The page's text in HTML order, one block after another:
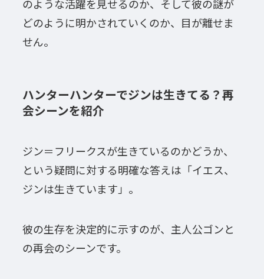
のような活躍を見せるのか、そして彼の謎が
どのように明かされていくのか、目が離せま
せん。
ハンターハンターでジンは生きてる？再
会シーンを紹介
ジン＝フリークスが生きているのかどうか、
という疑問に対する明確な答えは「イエス、
ジンは生きています」。
彼の生存を決定的に示すのが、主人公ゴンと
の再会のシーンです。